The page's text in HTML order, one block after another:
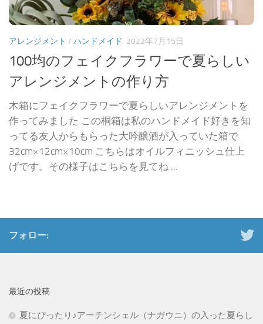
アレンジメント / ハンドメイド 2022年7月15日
100均のフェイクフラワーで夏らしい
アレンジメントの作り方
木箱にフェイクフラワーで夏らしいアレンジメントを
作ってみました この桐箱は私のハンドメイド好きを知
ってる友人からもらった大吟醸酒が入っていた箱で
32cm×12cm×10cm こちらはオイルフィニッシュ仕上
げです。その様子はこちらを見てね ...
フォロー:
最近の投稿
夏にぴったり♪アーチンシェル（ナガウニ）の入った夏らし